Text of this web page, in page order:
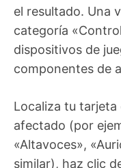
el resultado. Una
categoría
dispositivos de
componentes de
Localiza tu
afectado (por
«Altavoces»,
similar), haz clic